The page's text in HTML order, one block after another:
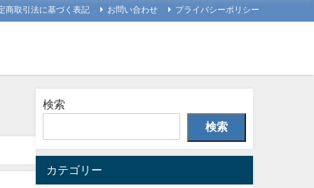
商取引法に基づく表記 お問い合わせ プライバシーポリシー
検索
検索
カテゴリー